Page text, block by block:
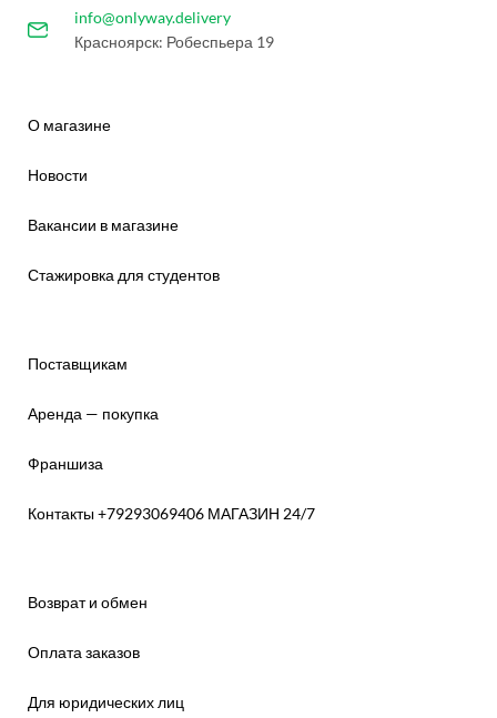
info@onlyway.delivery
Красноярск: Робеспьера 19
О магазине
Новости
Вакансии в магазине
Стажировка для студентов
Поставщикам
Аренда — покупка
Франшиза
Контакты +79293069406 МАГАЗИН 24/7
Возврат и обмен
Оплата заказов
Для юридических лиц